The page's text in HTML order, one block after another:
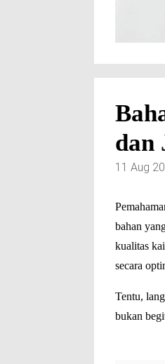
dan
11 Aug
bahan
kualitas
secara
Tentu,
bukan